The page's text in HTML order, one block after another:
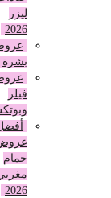
عروض
بشرة
عروض
وبوتكس
أفضل
عروض
حمام
مغربي